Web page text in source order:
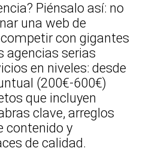
Piénsalo así: no
una web de
con gigantes
agencias serias
en niveles: desde
(200€-600€)
que incluyen
clave, arreglos
contenido y
de calidad.